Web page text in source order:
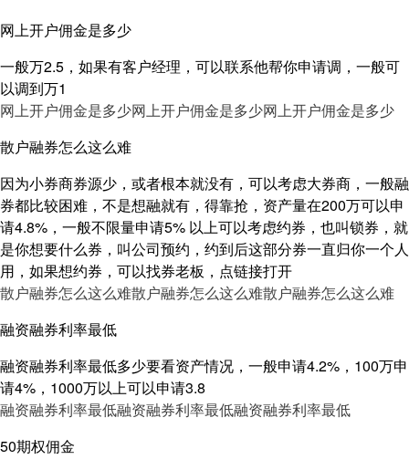
网上开户佣金是多少
一般万2.5，如果有客户经理，可以联系他帮你申请调，一般可
以调到万1
网上开户佣金是多少网上开户佣金是多少网上开户佣金是多少
散户融券怎么这么难
因为小券商券源少，或者根本就没有，可以考虑大券商，一般融
券都比较困难，不是想融就有，得靠抢，资产量在200万可以申
请4.8%，一般不限量申请5% 以上可以考虑约券，也叫锁券，就
是你想要什么券，叫公司预约，约到后这部分券一直归你一个人
用，如果想约券，可以找券老板，点链接打开
散户融券怎么这么难散户融券怎么这么难散户融券怎么这么难
融资融券利率最低
融资融券利率最低多少要看资产情况，一般申请4.2%，100万申
请4%，1000万以上可以申请3.8
融资融券利率最低融资融券利率最低融资融券利率最低
50期权佣金